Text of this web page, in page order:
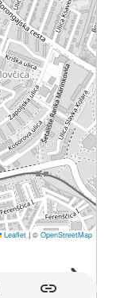
Leaflet |© OpenStreetMap